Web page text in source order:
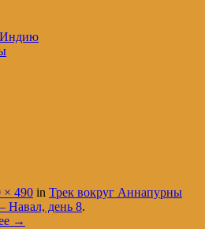
Индию
× 490 in Трек вокруг Аннапурны
Навал, день 8.
→